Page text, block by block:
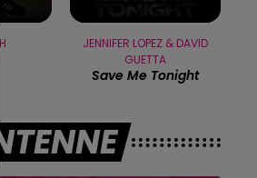
JENNIFER LOPEZ & DAVID
GUETTA
Save Me Tonight